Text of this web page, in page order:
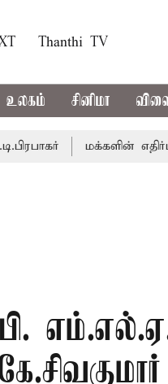
Thanthi TV
உலகம் சினிமா
மக்களின் எதிர்பார்ப்பை